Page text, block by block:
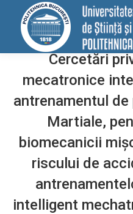
conținut
Cercetări
mecatronice
antrenamentul
Martiale,
biomecanicii
riscului de
intelligent